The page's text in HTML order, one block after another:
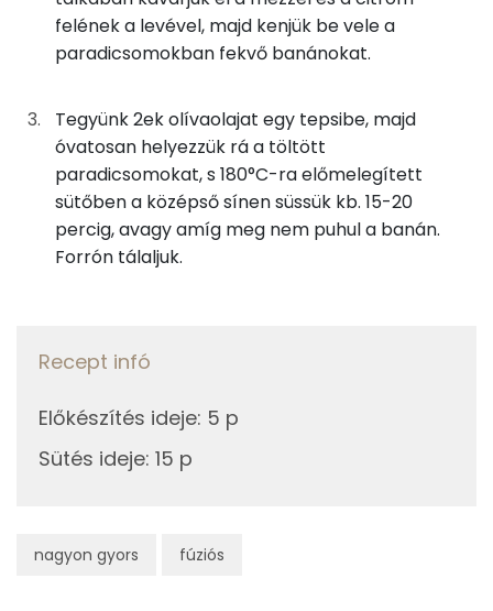
nagyon gyors fúziós
85g citrom
13 kcal
7gmenta
7gméz
21 kcal
fekete bors
0 kcal
0g só
0 kcal
8golívaolaj
Nátrium
TOP vitaminok
C vitamin:
Kolin:
Fehérje
felének a levével, majd kenjük be vele a
paradicsomokban fekvő banánokat.
Tegyünk 2ek olívaolajat egy tepsibe, majd
óvatosan helyezzük rá a töltött
paradicsomokat, s 180°C-ra előmelegített
sütőben a középső sínen süssük kb. 15-20
percig, avagy amíg meg nem puhul a banán.
Forrón tálaljuk.
Recept infó
Előkészítés ideje: 5 p
Sütés ideje: 15 p